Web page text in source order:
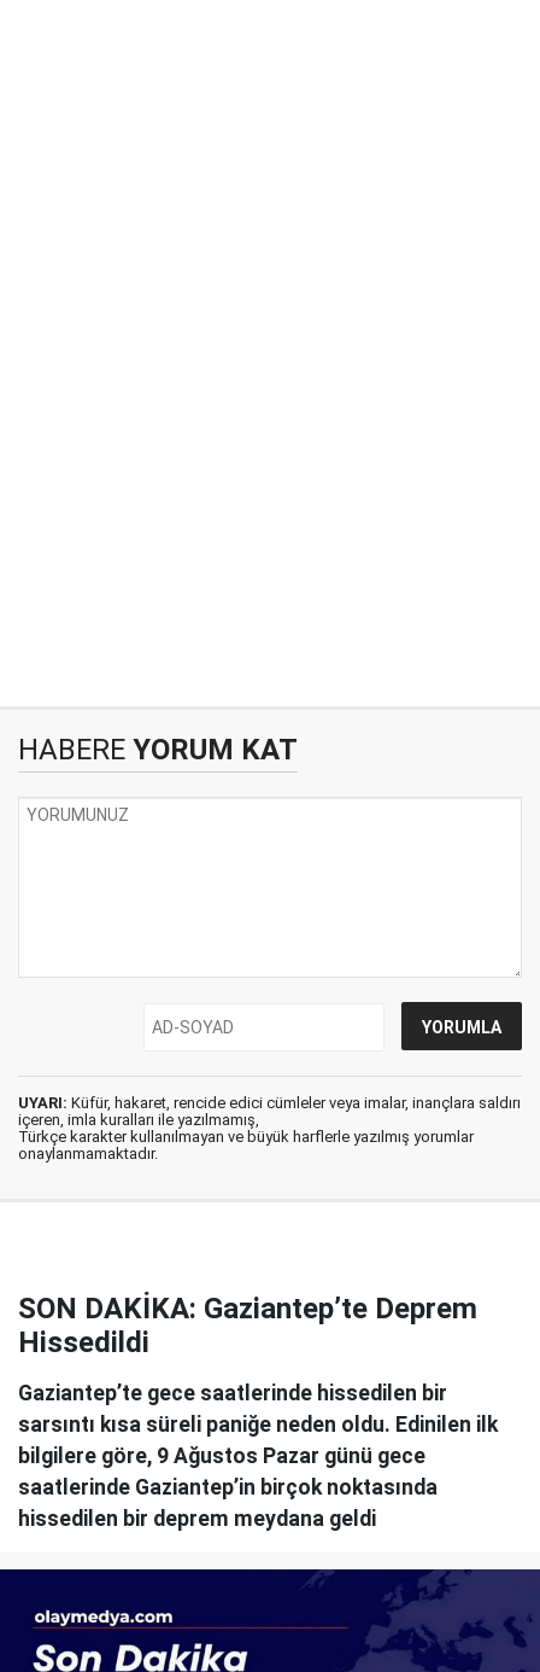
HABERE YORUM KAT
UYARI: Küfür, hakaret, rencide edici cümleler veya imalar, inançlara saldırı
içeren, imla kuralları ile yazılmamış,
Türkçe karakter kullanılmayan ve büyük harflerle yazılmış yorumlar
onaylanmamaktadır.
SON DAKİKA: Gaziantep’te Deprem
Hissedildi
Gaziantep’te gece saatlerinde hissedilen bir
sarsıntı kısa süreli paniğe neden oldu. Edinilen ilk
bilgilere göre, 9 Ağustos Pazar günü gece
saatlerinde Gaziantep’in birçok noktasında
hissedilen bir deprem meydana geldi